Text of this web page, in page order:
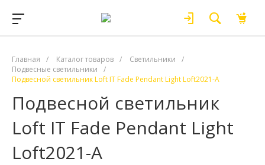
Главная / Каталог товаров / Светильники
/
Подвесные светильники
/
Подвесной светильник Loft IT Fade Pendant Light Loft2021-A
Подвесной светильник
Loft IT Fade Pendant Light
Loft2021-A